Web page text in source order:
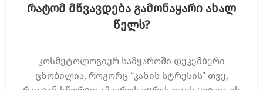
რატომ მწვავდება გამონაყარი ახალ
წელს?
კოსმეტოლოგიურ სამყაროში დეკემბერი
ცნობილია, როგორც “კანის სტრესის” თვე,